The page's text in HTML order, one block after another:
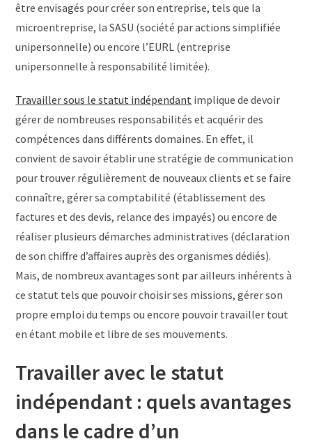
être envisagés pour créer son entreprise, tels que la
microentreprise, la SASU (société par actions simplifiée
unipersonnelle) ou encore l’EURL (entreprise
unipersonnelle à responsabilité limitée).
Travailler sous le statut indépendant implique de devoir
gérer de nombreuses responsabilités et acquérir des
compétences dans différents domaines. En effet, il
convient de savoir établir une stratégie de communication
pour trouver régulièrement de nouveaux clients et se faire
connaître, gérer sa comptabilité (établissement des
factures et des devis, relance des impayés) ou encore de
réaliser plusieurs démarches administratives (déclaration
de son chiffre d’affaires auprès des organismes dédiés).
Mais, de nombreux avantages sont par ailleurs inhérents à
ce statut tels que pouvoir choisir ses missions, gérer son
propre emploi du temps ou encore pouvoir travailler tout
en étant mobile et libre de ses mouvements.
Travailler avec le statut
indépendant : quels avantages
dans le cadre d’un